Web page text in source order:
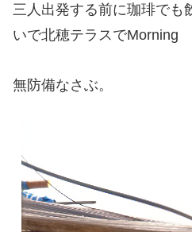
三人出発する前に珈琲でも
いで北穂テラスでMorning
無防備なさぶ。